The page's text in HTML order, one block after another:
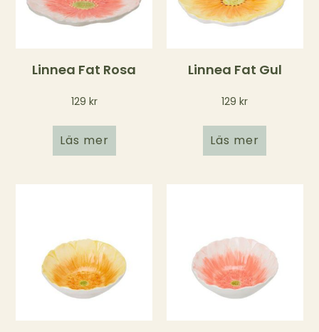
Linnea Fat Rosa
129 kr
Läs mer
Linnea Fat Gul
129kr
Läs mer